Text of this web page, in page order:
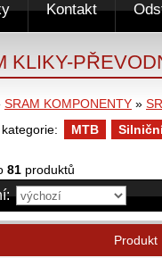
KLIKY-
SRAM KOMPONENTY »
MTB
81 produktů
Produkt
Kontakt